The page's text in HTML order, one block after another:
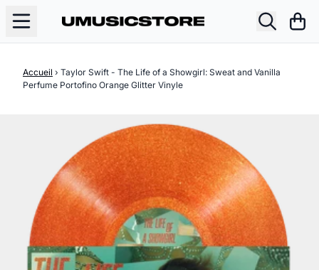
Accueil › Taylor Swift - The Life of a Showgirl: Sweat and Vanilla
Perfume Portofino Orange Glitter Vinyle